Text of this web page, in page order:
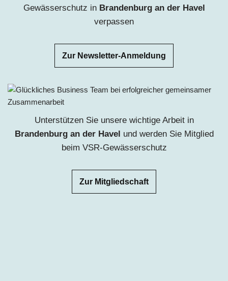
Gewässerschutz in Brandenburg an der Havel
verpassen
Zur Newsletter-Anmeldung
Unterstützen Sie unsere wichtige Arbeit in
Brandenburg an der Havel und werden Sie Mitglied
beim VSR-Gewässerschutz
Zur Mitgliedschaft